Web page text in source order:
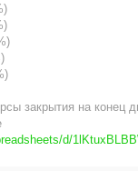
закрытия на конец
d/